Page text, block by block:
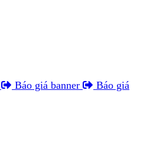
Báo giá banner
Báo giá